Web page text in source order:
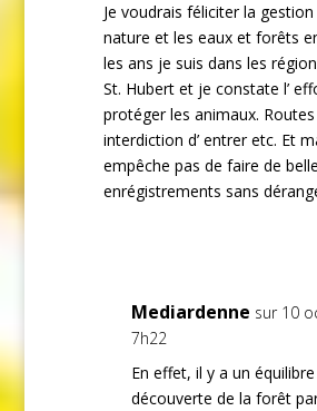
Je voudrais féliciter la
nature et les eaux et forêts
les ans je suis dans les
St. Hubert et je constate l’
protéger les animaux.
interdiction d’ entrer etc. Et
empêche pas de faire de
enrégistrements sans
Mediardenne sur 10
7h22
En effet, il y a un
découverte de la forêt